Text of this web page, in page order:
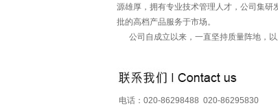
源雄厚，拥有专业技术管理人才，公司集
批的高档产品服务于市场。
公司自成立以来，一直坚持质量阵地，以
电话：020-86298488 020-86295830